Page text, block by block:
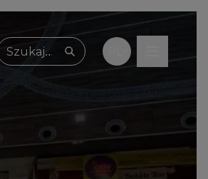
Wpisz, czego szukasz